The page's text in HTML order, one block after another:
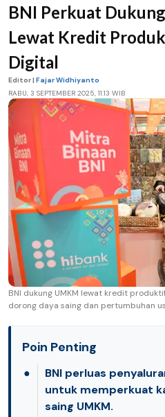
BNI Perkuat
Lewat Kredit
Digital
Editor | Fajar Widhiyanto
RABU, 3 SEPTEMBER 2025, 11.13 WIB
BNI dukung UMKM lewat kredit
dorong daya saing dan pertumbuhan
Poin Penting
●
BNI perluas
untuk memperkuat
saing UMKM.